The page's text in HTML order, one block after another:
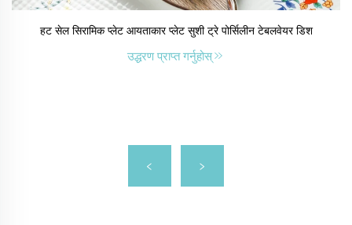
हट सेल सिरामिक प्लेट आयताकार प्लेट सुशी ट्रे पोर्सिलीन टेबलवेयर डिश
उद्धरण प्राप्त गर्नुहोस्